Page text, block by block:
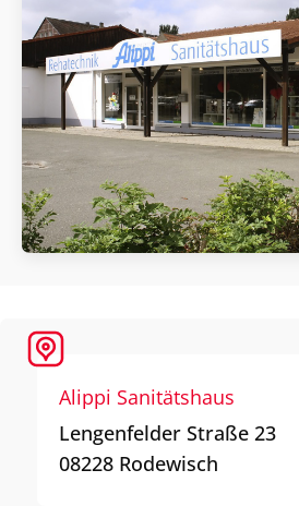
Alippi Sanitätshaus
Lengenfelder Straße 23
08228 Rodewisch